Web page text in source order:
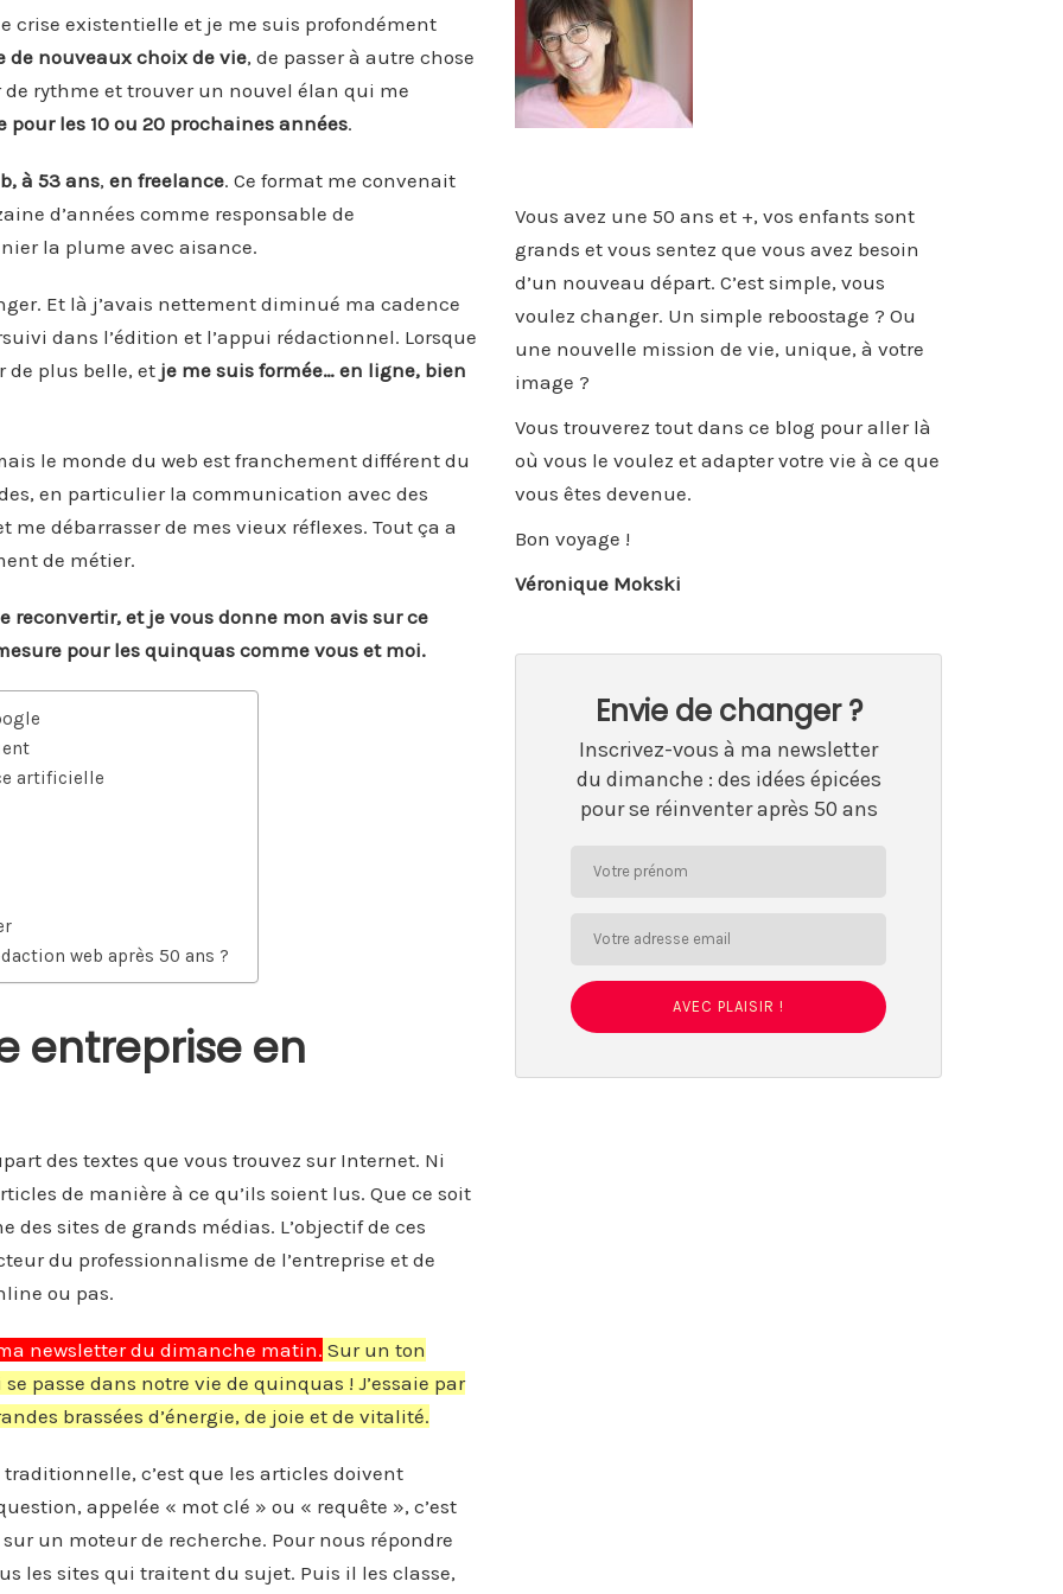
crise existentielle et je me suis profondément
de nouveaux choix de vie, de passer à autre chose
rythme et trouver un nouvel élan qui me
les 10 ou 20 prochaines années.
à 53 ans, en freelance. Ce format me convenait
d’années comme responsable de
la plume avec aisance.
Et là j’avais nettement diminué ma cadence
dans l’édition et l’appui rédactionnel. Lorsque
de plus belle, et je me suis formée… en ligne, bien
le monde du web est franchement différent du
en particulier la communication avec des
débarrasser de mes vieux réflexes. Tout ça a
de métier.
reconvertir, et je vous donne mon avis sur ce
pour les quinquas comme vous et moi.
artificielle
web après 50 ans ?
entreprise en
des textes que vous trouvez sur Internet. Ni
de manière à ce qu’ils soient lus. Que ce soit
des sites de grands médias. L’objectif de ces
du professionnalisme de l’entreprise et de
ou pas.
newsletter du dimanche matin. Sur un ton
passe dans notre vie de quinquas ! J’essaie par
brassées d’énergie, de joie et de vitalité.
c’est que les articles doivent
appelée « mot clé » ou « requête », c’est
un moteur de recherche. Pour nous répondre
les sites qui traitent du sujet. Puis il les classe,
Vous avez une 50 ans et +, vos enfants sont
grands et vous sentez que vous avez besoin
d’un nouveau départ. C’est simple, vous
voulez changer. Un simple reboostage ? Ou
une nouvelle mission de vie, unique, à votre
image ?
Vous trouverez tout dans ce blog pour aller là
où vous le voulez et adapter votre vie à ce que
vous êtes devenue.
Bon voyage !
Véronique Mokski
Envie de changer ?
Inscrivez-vous à ma newsletter
du dimanche : des idées épicées
pour se réinventer après 50 ans
AVEC PLAISIR !